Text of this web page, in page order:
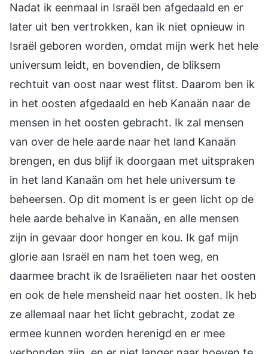
Nadat ik eenmaal in Israël ben afgedaald en er
later uit ben vertrokken, kan ik niet opnieuw in
Israël geboren worden, omdat mijn werk het hele
universum leidt, en bovendien, de bliksem
rechtuit van oost naar west flitst. Daarom ben ik
in het oosten afgedaald en heb Kanaän naar de
mensen in het oosten gebracht. Ik zal mensen
van over de hele aarde naar het land Kanaän
brengen, en dus blijf ik doorgaan met uitspraken
in het land Kanaän om het hele universum te
beheersen. Op dit moment is er geen licht op de
hele aarde behalve in Kanaän, en alle mensen
zijn in gevaar door honger en kou. Ik gaf mijn
glorie aan Israël en nam het toen weg, en
daarmee bracht ik de Israëlieten naar het oosten
en ook de hele mensheid naar het oosten. Ik heb
ze allemaal naar het licht gebracht, zodat ze
ermee kunnen worden herenigd en er mee